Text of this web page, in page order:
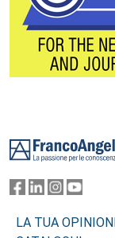
LA TUA